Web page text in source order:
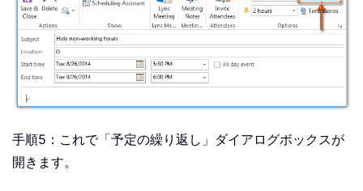
手順5：これで「予定の繰り返し」ダイアログボックスが
開きます。